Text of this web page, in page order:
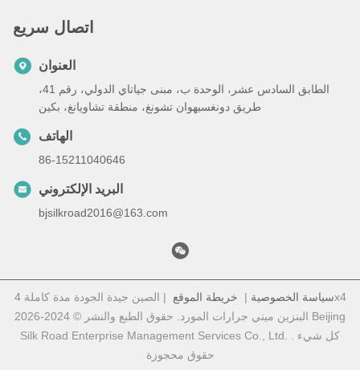
اتصال سريع
العنوان
الطابق السادس عشر، الوحدة ب، مبنى جياتاي الدولي، رقم 41،
طريق دونغسيهوان تشونغ، منطقة تشاويانغ، بكين
الهاتف
86-15211040646
البريد الإلكتروني
bjsilkroad2016@163.com
سياسة الخصوصية | خريطة الموقع
| الصين جيدة الجودة مدة كاملة 4x4
البنزين ميني جرارات المورد. حقوق الطبع والنشر © 2024-2026 Beijing
Silk Road Enterprise Management Services Co., Ltd. . كل شيء
حقوق محجوزة